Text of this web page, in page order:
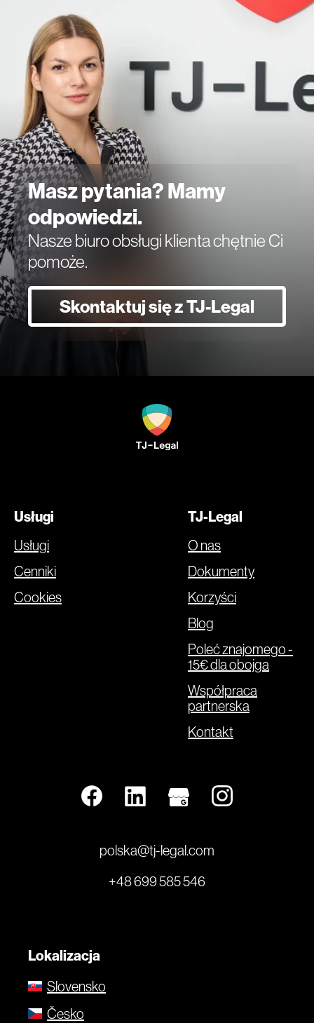
Masz pytania? Mamy
odpowiedzi.
Nasze biuro obsługi klienta chętnie Ci
pomoże.
Skontaktuj się z TJ-Legal
Usługi
Usługi
Cenniki
Cookies
TJ-Legal
O nas
Dokumenty
Korzyści
Blog
Poleć znajomego -
15€ dla obojga
Współpraca
partnerska
Kontakt
polska@tj-legal.com
+48 699 585 546
Lokalizacja
Slovensko
Česko